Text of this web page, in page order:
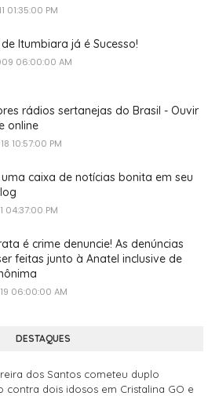
01:35:00 PM
Itumbiara já é Sucesso!
06:00:00 AM
rádios sertanejas do Brasil - Ouvir
online
10:57:00 PM
caixa de notícias bonita em seu
04:37:00 PM
é crime denuncie! As denúncias
feitas junto à Anatel inclusive de
06:00:00 AM
DESTAQUES
dos Santos cometeu duplo
contra dois idosos em Cristalina GO e